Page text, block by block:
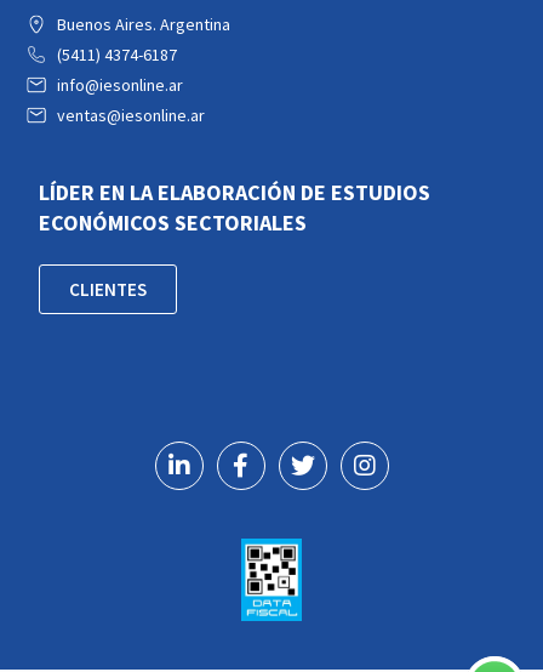
Buenos Aires. Argentina
(5411) 4374-6187
info@iesonline.ar
ventas@iesonline.ar
LÍDER EN LA ELABORACIÓN DE ESTUDIOS
ECONÓMICOS SECTORIALES
CLIENTES